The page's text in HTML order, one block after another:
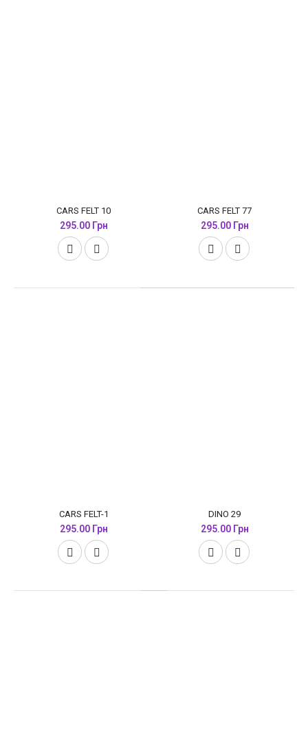
CARS FELT 10
295.00 Грн
CARS FELT 77
295.00 Грн
CARS FELT-1
295.00 Грн
DINO 29
295.00 Грн